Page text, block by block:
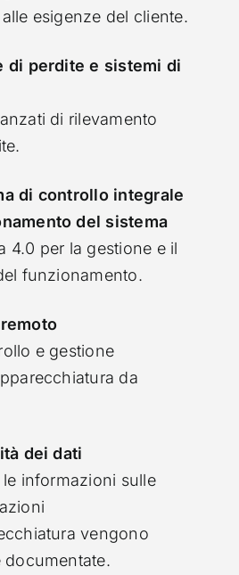
esigenze del cliente.
di perdite e sistemi di
di rilevamento
di controllo integrale
del sistema
4.0 per la gestione e il
funzionamento.
e gestione
da
dei dati
le informazioni sulle
vengono
documentate.